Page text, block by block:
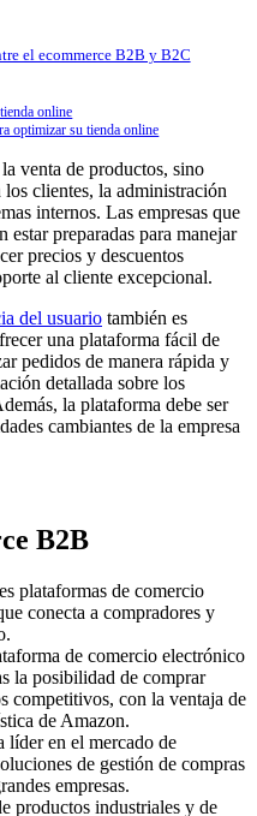
el ecommerce B2B y B2C
online
optimizar su tienda online
venta de productos, sino
clientes, la administración
internos. Las empresas que
estar preparadas para manejar
precios y descuentos
al cliente excepcional.
del usuario también es
una plataforma fácil de
pedidos de manera rápida y
detallada sobre los
la plataforma debe ser
cambiantes de la empresa
B2B
plataformas de comercio
conecta a compradores y
de comercio electrónico
la posibilidad de comprar
competitivos, con la ventaja de
de Amazon.
líder en el mercado de
de gestión de compras
empresas.
productos industriales y de